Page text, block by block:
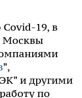
19, в
Москвы
",
и другими
по